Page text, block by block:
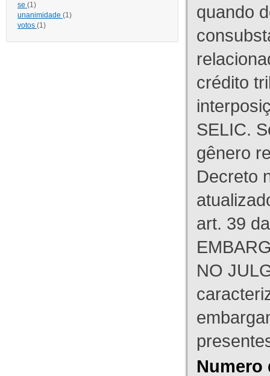
se (1)
unanimidade (1)
votos (1)
quando
crédito
SELIC.
gênero
Decreto
art. 39
NO
Numero